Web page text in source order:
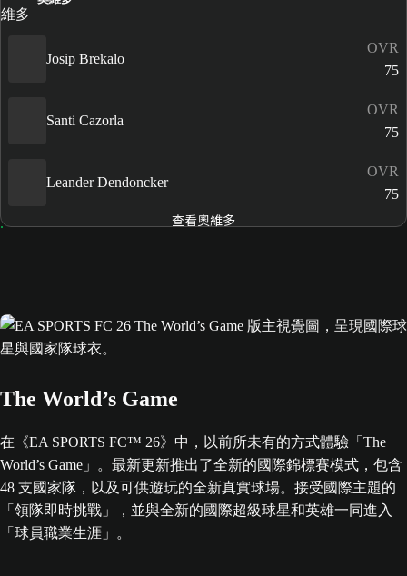
Josip Brekalo
OVR
75
Santi Cazorla
OVR
75
Leander Dendoncker
OVR
75
查看奧維多
The World’s Game
在《EA SPORTS FC™ 26》中，以前所未有的方式體驗「The
World’s Game」。最新更新推出了全新的國際錦標賽模式，包含
48 支國家隊，以及可供遊玩的全新真實球場。接受國際主題的
「領隊即時挑戰」，並與全新的國際超級球星和英雄一同進入
「球員職業生涯」。